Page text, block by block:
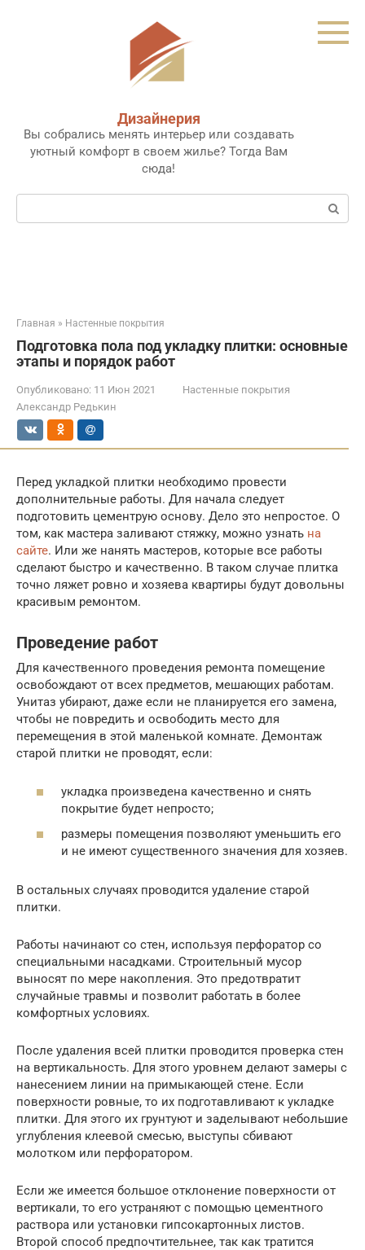
Дизайнерия
Вы собрались менять интерьер или создавать
уютный комфорт в своем жилье? Тогда Вам
сюда!
Поиск:
Главная » Настенные покрытия
Подготовка пола под укладку плитки: основные
этапы и порядок работ
Опубликовано: 11 Июн 2021
Настенные покрытия
Александр Редькин
Перед укладкой плитки необходимо провести
дополнительные работы. Для начала следует
подготовить цементрую основу. Дело это непростое. О
том, как мастера заливают стяжку, можно узнать на
сайте. Или же нанять мастеров, которые все работы
сделают быстро и качественно. В таком случае плитка
точно ляжет ровно и хозяева квартиры будут довольны
красивым ремонтом.
Проведение работ
Для качественного проведения ремонта помещение
освобождают от всех предметов, мешающих работам.
Унитаз убирают, даже если не планируется его замена,
чтобы не повредить и освободить место для
перемещения в этой маленькой комнате. Демонтаж
старой плитки не проводят, если:
укладка произведена качественно и снять
покрытие будет непросто;
размеры помещения позволяют уменьшить его
и не имеют существенного значения для хозяев.
В остальных случаях проводится удаление старой
плитки.
Работы начинают со стен, используя перфоратор со
специальными насадками. Строительный мусор
выносят по мере накопления. Это предотвратит
случайные травмы и позволит работать в более
комфортных условиях.
После удаления всей плитки проводится проверка стен
на вертикальность. Для этого уровнем делают замеры с
нанесением линии на примыкающей стене. Если
поверхности ровные, то их подготавливают к укладке
плитки. Для этого их грунтуют и заделывают небольшие
углубления клеевой смесью, выступы сбивают
молотком или перфоратором.
Если же имеется большое отклонение поверхности от
вертикали, то его устраняют с помощью цементного
раствора или установки гипсокартонных листов.
Второй способ предпочтительнее, так как тратится